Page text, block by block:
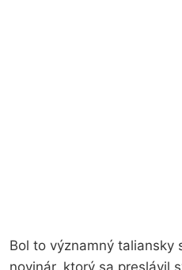
Bol to významný taliansky
novinár, ktorý sa preslávil